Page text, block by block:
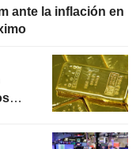
ante la inflación en